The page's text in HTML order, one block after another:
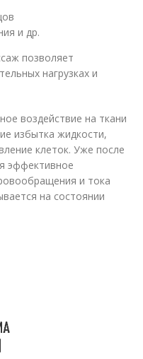
и др.
позволяет
нагрузках и
воздействие на ткани
избытка жидкости,
клеток. Уже после
эффективное
и тока
на состоянии